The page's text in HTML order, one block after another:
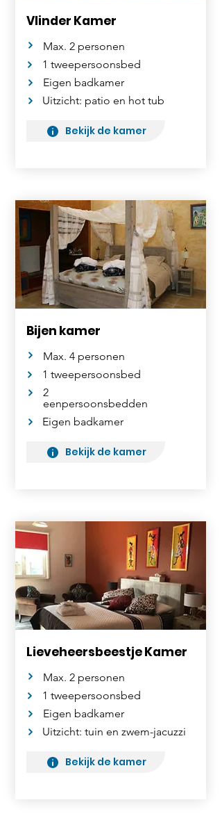
Vlinder Kamer
Max. 2 personen
1 tweepersoonsbed
Eigen badkamer
Uitzicht: patio en hot tub
Bekijk de kamer
Bijen kamer
Max. 4 personen
1 tweepersoonsbed
2
eenpersoonsbedden
Eigen badkamer
Bekijk de kamer
Lieveheersbeestje Kamer
Max. 2 personen
1 tweepersoonsbed
Eigen badkamer
Uitzicht: tuin en zwem-jacuzzi
Bekijk de kamer